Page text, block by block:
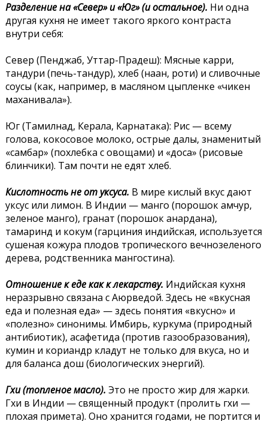
Разделение на «Север» и «Юг» (и остальное). Ни одна
другая кухня не имеет такого яркого контраста
внутри себя:
Север (Пенджаб, Уттар-Прадеш): Мясные карри,
тандури (печь-тандур), хлеб (наан, роти) и сливочные
соусы (как, например, в масляном цыпленке «чикен
маханивала»).
Юг (Тамилнад, Керала, Карнатака): Рис — всему
голова, кокосовое молоко, острые далы, знаменитый
«самбар» (похлебка с овощами) и «доса» (рисовые
блинчики). Там почти не едят хлеб.
Кислотность не от уксуса. В мире кислый вкус дают
уксус или лимон. В Индии — манго (порошок амчур,
зеленое манго), гранат (порошок анардана),
тамаринд и кокум (гарциния индийская, используется
сушеная кожура плодов тропического вечнозеленого
дерева, родственника мангостина).
Отношение к еде как к лекарству. Индийская кухня
неразрывно связана с Аюрведой. Здесь не «вкусная
еда и полезная еда» — здесь понятия «вкусно» и
«полезно» синонимы. Имбирь, куркума (природный
антибиотик), асафетида (против газообразования),
кумин и кориандр кладут не только для вкуса, но и
для баланса дош (биологических энергий).
Гхи (топленое масло). Это не просто жир для жарки.
Гхи в Индии — священный продукт (пролить гхи —
плохая примета). Оно хранится годами, не портится и